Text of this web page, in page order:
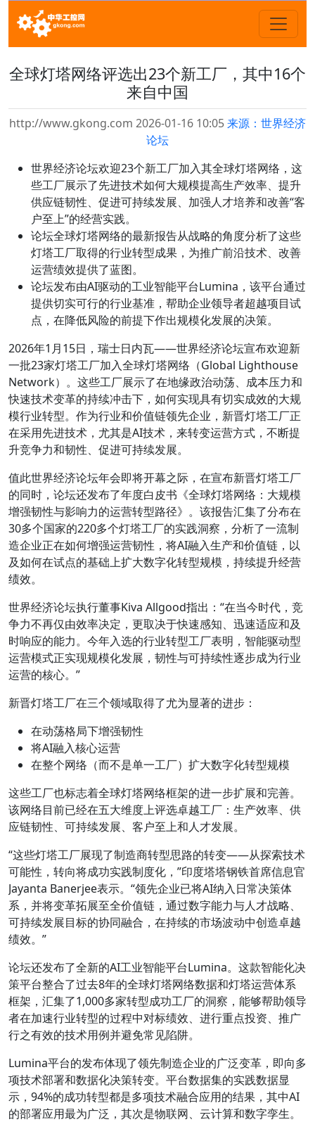
全球灯塔网络评选出23个新工厂，其中16个
来自中国
http://www.gkong.com 2026-01-16 10:05来源：世界经济
论坛
世界经济论坛欢迎23个新工厂加入其全球灯塔网络，这
些工厂展示了先进技术如何大规模提高生产效率、提升
供应链韧性、促进可持续发展、加强人才培养和改善“客
户至上”的经营实践。
论坛全球灯塔网络的最新报告从战略的角度分析了这些
灯塔工厂取得的行业转型成果，为推广前沿技术、改善
运营绩效提供了蓝图。
论坛发布由AI驱动的工业智能平台Lumina，该平台通过
提供切实可行的行业基准，帮助企业领导者超越项目试
点，在降低风险的前提下作出规模化发展的决策。
2026年1月15日，瑞士日内瓦——世界经济论坛宣布欢迎新
一批23家灯塔工厂加入全球灯塔网络（Global Lighthouse
Network）。这些工厂展示了在地缘政治动荡、成本压力和
快速技术变革的持续冲击下，如何实现具有切实成效的大规
模行业转型。作为行业和价值链领先企业，新晋灯塔工厂正
在采用先进技术，尤其是AI技术，来转变运营方式，不断提
升竞争力和韧性、促进可持续发展。
值此世界经济论坛年会即将开幕之际，在宣布新晋灯塔工厂
的同时，论坛还发布了年度白皮书《全球灯塔网络：大规模
增强韧性与影响力的运营转型路径》。该报告汇集了分布在
30多个国家的220多个灯塔工厂的实践洞察，分析了一流制
造企业正在如何增强运营韧性，将AI融入生产和价值链，以
及如何在试点的基础上扩大数字化转型规模，持续提升经营
绩效。
世界经济论坛执行董事Kiva Allgood指出：“在当今时代，竞
争力不再仅由效率决定，更取决于快速感知、迅速适应和及
时响应的能力。今年入选的行业转型工厂表明，智能驱动型
运营模式正实现规模化发展，韧性与可持续性逐步成为行业
运营的核心。”
新晋灯塔工厂在三个领域取得了尤为显著的进步：
在动荡格局下增强韧性
将AI融入核心运营
在整个网络（而不是单一工厂）扩大数字化转型规模
这些工厂也标志着全球灯塔网络框架的进一步扩展和完善。
该网络目前已经在五大维度上评选卓越工厂：生产效率、供
应链韧性、可持续发展、客户至上和人才发展。
“这些灯塔工厂展现了制造商转型思路的转变——从探索技术
可能性，转向将成功实践制度化，”印度塔塔钢铁首席信息官
Jayanta Banerjee表示。“领先企业已将AI纳入日常决策体
系，并将变革拓展至全价值链，通过数字能力与人才战略、
可持续发展目标的协同融合，在持续的市场波动中创造卓越
绩效。”
论坛还发布了全新的AI工业智能平台Lumina。这款智能化决
策平台整合了过去8年的全球灯塔网络数据和灯塔运营体系
框架，汇集了1,000多家转型成功工厂的洞察，能够帮助领导
者在加速行业转型的过程中对标绩效、进行重点投资、推广
行之有效的技术用例并避免常见陷阱。
Lumina平台的发布体现了领先制造企业的广泛变革，即向多
项技术部署和数据化决策转变。平台数据集的实践数据显
示，94%的成功转型都是多项技术融合应用的结果，其中AI
的部署应用最为广泛，其次是物联网、云计算和数字孪生。